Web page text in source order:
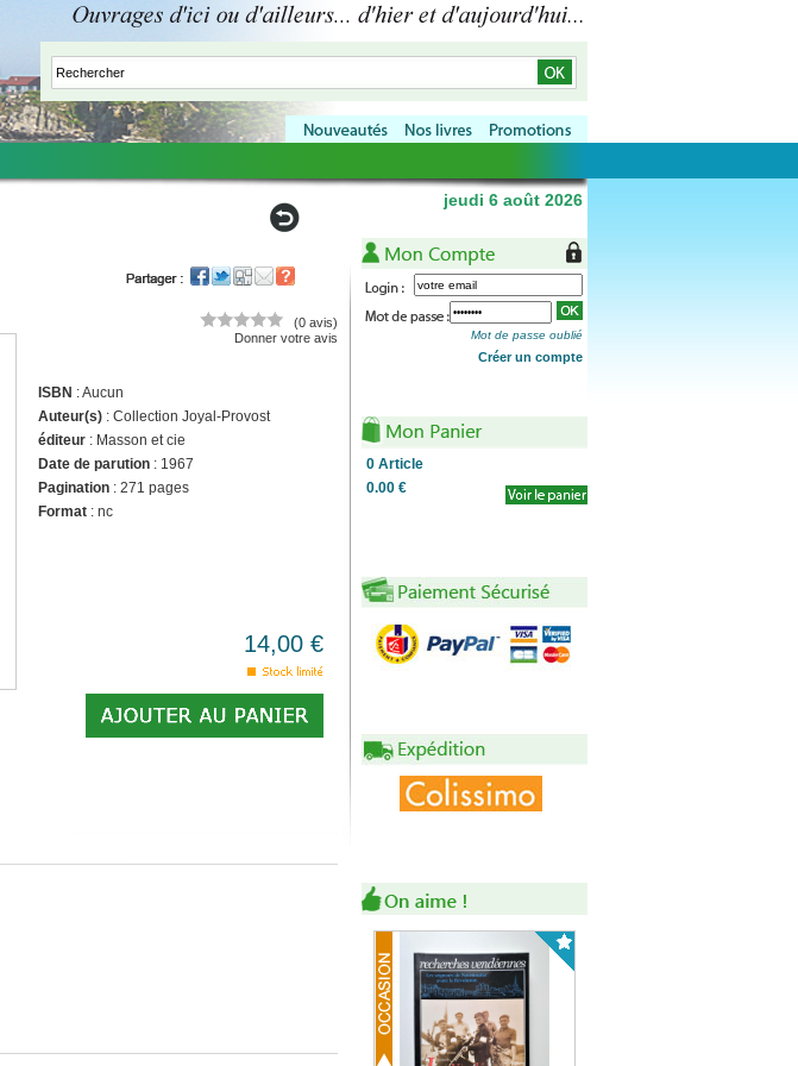
(0 avis)
Donner votre avis
ISBN : Aucun
Auteur(s) : Collection Joyal-Provost
éditeur : Masson et cie
Date de parution : 1967
Pagination : 271 pages
Format : nc
14,00 €
Mot de passe oublié
Créer un compte
0 Article
0.00 €
jeudi 6 août 2026